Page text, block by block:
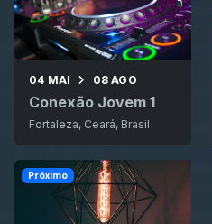
04 MAI 08 AGO
Conexão Jovem 1
Fortaleza, Ceará, Brasil
Próximo